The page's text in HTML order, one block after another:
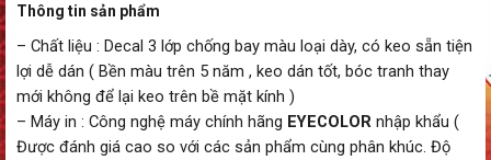
Thông tin sản phẩm
– Chất liệu : Decal 3 lớp chống bay màu loại dày, có keo sẵn tiện
lợi dễ dán ( Bền màu trên 5 năm , keo dán tốt, bóc tranh thay
mới không để lại keo trên bề mặt kính )
– Máy in : Công nghệ máy chính hãng EYECOLOR nhập khẩu (
Được đánh giá cao so với các sản phẩm cùng phân khúc. Độ